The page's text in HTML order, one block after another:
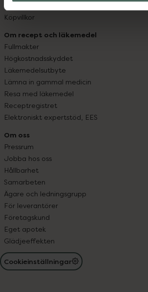
App
Köpvillkor
Om recept och läkemedel
Fullmakter
Högkostnadsskyddet
Läkemedelsutbyte
Lämna in gammal medicin
Resa med läkemedel
Receptregistret
Elektroniskt expertstöd, EES
Om oss
Pressrum
Jobba hos oss
Hållbarhet
Samarbeten
Ägare och ledningsgrupp
För leverantörer
Företagskund
Eget apotek
Glädjeeffekten
Cookieinställningar